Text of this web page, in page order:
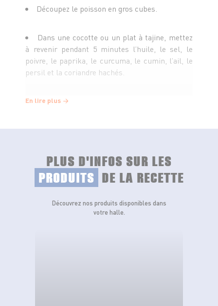
Découpez le poisson en gros cubes.
Dans une cocotte ou un plat à tajine, mettez
à revenir pendant 5 minutes l’huile, le sel, le
poivre, le paprika, le curcuma, le cumin, l’ail, le
persil et la coriandre hachés.
Ajoutez le poisson, le fenouil, les épices pour
Servez bien chaud.
En lire plus
PLUS D'INFOS SUR LES
PRODUITS DE LA RECETTE
Découvrez nos produits disponibles dans
votre halle.